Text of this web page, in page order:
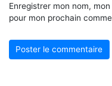
Enregistrer mon nom,
pour mon prochain